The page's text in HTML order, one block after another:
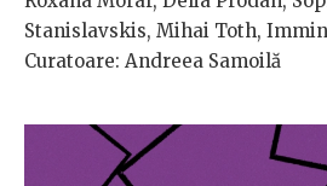
Stanislavskis, Mihai Toth,
Curatoare: Andreea Samoilă